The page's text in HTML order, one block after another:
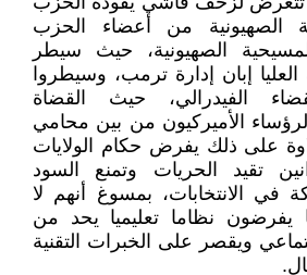
الصهيونية من أعضاء الحزب
الصهيونية، حيث سيطر
إبان إدارة ترمب، وسيطروا
الفيدرالي، حيث القضاة
الرؤساء الأميركيون من بين محامي
على ذلك يفرض حكام الولايات
تقيد الحريات وتمنع السود
في الانتخابات، بمسوغ أنهم لا
نظاما تعليميا يحد من
ويقصر على الخبرات التقنية